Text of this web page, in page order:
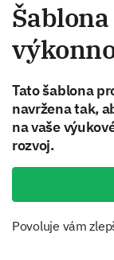
Tato šablona
navržena tak,
na vaše
rozvoj.
Povoluje vám